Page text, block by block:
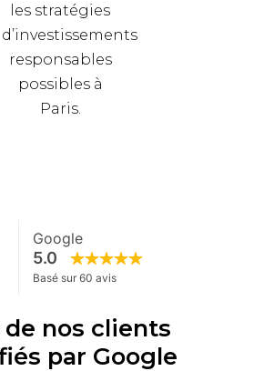
les stratégies
d’investissements
responsables
possibles à
Paris.
de nos clients
par Google